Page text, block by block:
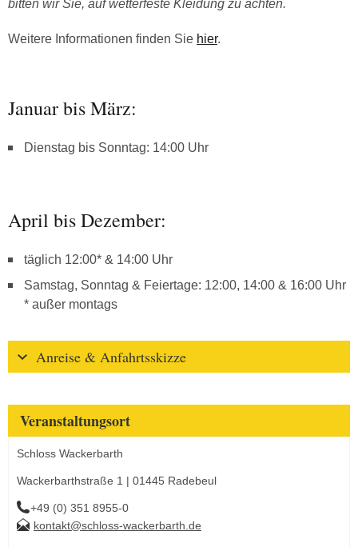
bitten wir Sie, auf wetterfeste Kleidung zu achten.
Weitere Informationen finden Sie hier.
Januar bis März:
Dienstag bis Sonntag: 14:00 Uhr
April bis Dezember:
täglich 12:00* & 14:00 Uhr
Samstag, Sonntag & Feiertage: 12:00, 14:00 & 16:00 Uhr
* außer montags
Anreise & Anfahrtsskizze
Veranstaltungsort
Schloss Wackerbarth
Wackerbarthstraße 1 | 01445 Radebeul
+49 (0) 351 8955-0
kontakt@schloss-wackerbarth.de